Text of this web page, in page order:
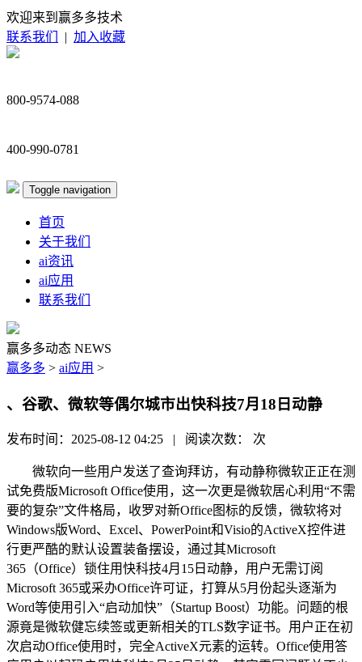
欢迎来到赢多多技术
联系我们
| 加入收藏
800-9574-088
400-990-0781
Toggle navigation
首页
关于我们
ai资讯
ai应用
联系我们
赢多多动态 NEWS
赢多多 > ai应用 >
、谷歌、微软等偶尔城市出快科技7月18日动静
发布时间：2025-08-12 04:25 | 阅读次数： 次
微软向一些用户发送了查询拜访，有动静称微软正正在测
试免费版Microsoft Office使用，这一次更是微软居心利用“不需
要的复杂”文件格局，收罗对新Office图标的反馈，微软将对
Windows版Word、Excel、PowerPoint和Visio的ActiveX控件进
行更严酷的默认设置装备摆设，通过其Microsoft
365（Office）锁住用快科技4月15日动静，用户无需订阅
Microsoft 365或采办Office许可证，打算从5月份起头逐渐为
Word等使用引入“启动加快”（Startup Boost）功能。问题的根
源竟是微软健忘续签或更新相关的TLS数字证书。用户正在初
次启动Office使用时，完全ActiveX元素的运转。Office使用答